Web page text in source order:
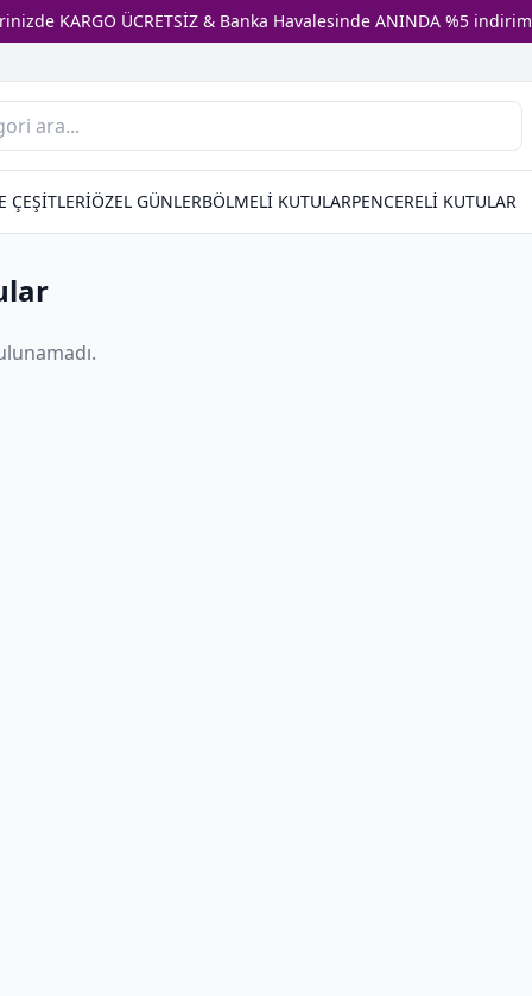
KARGO ÜCRETSİZ & Banka Havalesinde ANINDA %5 indirim
ÇEŞİTLERİÖZEL GÜNLERBÖLMELİ KUTULARPENCERELİ KUTULAR